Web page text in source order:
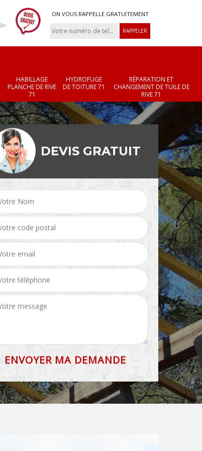
ON VOUS RAPPELLE GRATUITEMENT
HABILLAGE
PLANCHE DE RIVE
71
HYDROFUGE
DE TOITURE 71
RÉPARATION ET
CHANGEMENT DE TUILE DE
RIVE 71
71
Réparation et
changement de
et faîtage 71
DEVIS GRATUIT